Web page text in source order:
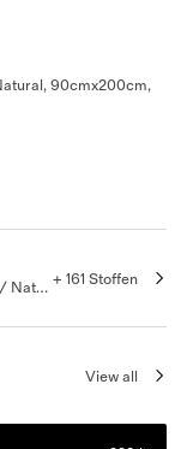
90cmx200cm,
Natural+ 161 Stoffen
View all